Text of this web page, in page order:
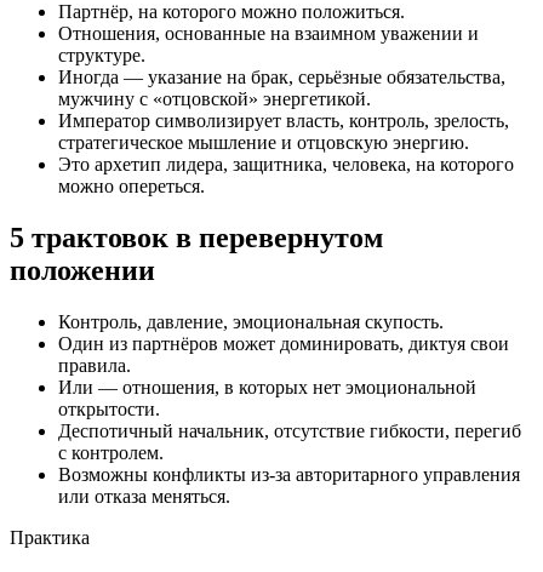
Партнёр, на которого можно положиться.
Отношения, основанные на взаимном уважении и
структуре.
Иногда — указание на брак, серьёзные обязательства,
мужчину с «отцовской» энергетикой.
Император символизирует власть, контроль, зрелость,
стратегическое мышление и отцовскую энергию.
Это архетип лидера, защитника, человека, на которого
можно опереться.
5 трактовок в перевернутом
положении
Контроль, давление, эмоциональная скупость.
Один из партнёров может доминировать, диктуя свои
правила.
Или — отношения, в которых нет эмоциональной
открытости.
Деспотичный начальник, отсутствие гибкости, перегиб
с контролем.
Возможны конфликты из-за авторитарного управления
или отказа меняться.
Практика